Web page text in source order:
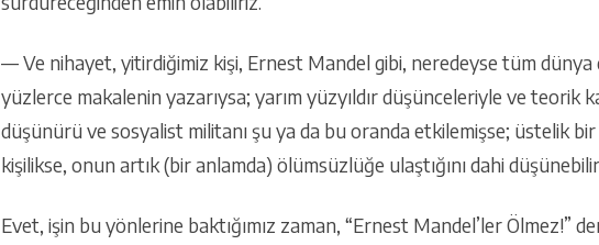
— Ve nihayet, yitirdiğimiz kişi, Ernest Mandel gibi, neredeyse tüm dünya
yüzlerce makalenin yazarıysa; yarım yüzyıldır düşünceleriyle ve teorik
düşünürü ve sosyalist militanı şu ya da bu oranda etkilemişse; üstelik
kişilikse, onun artık (bir anlamda) ölümsüzlüğe ulaştığını dahi
Evet, işin bu yönlerine baktığımız zaman, “Ernest Mandel’ler Ölmez!”